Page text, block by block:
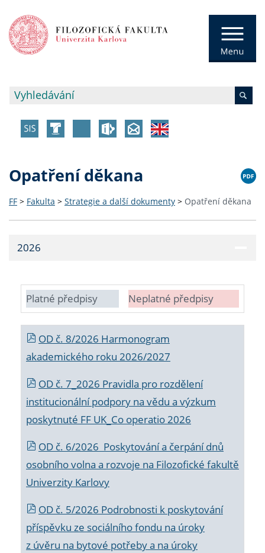
Opatření děkana
FF > Fakulta > Strategie a další dokumenty > Opatření děkana
2026
Platné předpisy Neplatné předpisy
OD č. 8/2026 Harmonogram
akademického roku 2026/2027
OD č. 7_2026 Pravidla pro rozdělení
institucionální podpory na vědu a výzkum
poskytnuté FF UK_Co operatio 2026
OD č. 6/2026 Poskytování a čerpání dnů
osobního volna a rozvoje na Filozofické fakultě
Univerzity Karlovy
OD č. 5/2026 Podrobnosti k poskytování
příspěvku ze sociálního fondu na úroky
z úvěru na bytové potřeby a na úroky